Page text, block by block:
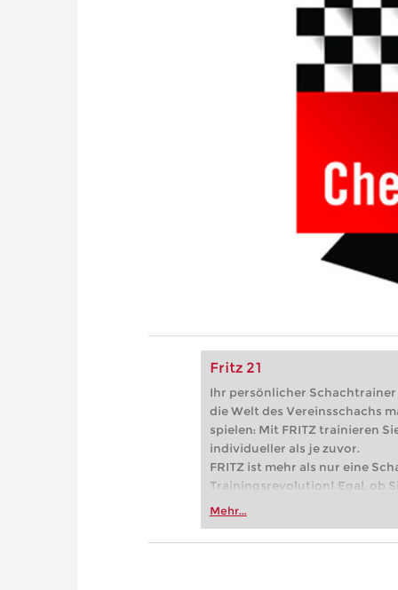
Fritz 21
Ihr persönlicher
die Welt des Vereinsschachs
spielen: Mit FRITZ trainieren
individueller als je zuvor.
FRITZ ist mehr als nur eine
Trainingsrevolution! Egal, ob
Vereinsschachs machen oder
zuvor.
Mehr...